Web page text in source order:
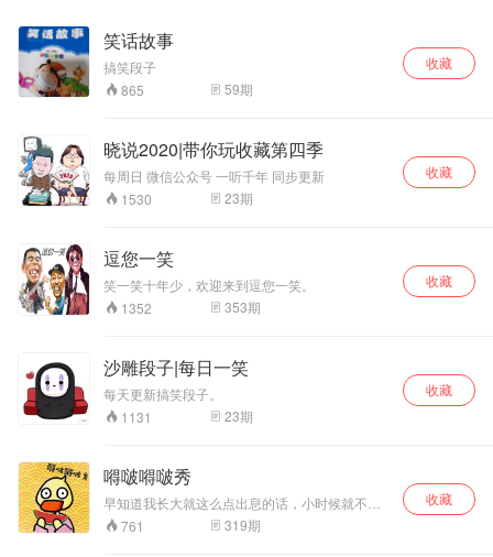
孩子开阔眼界、丰
富知识、陶冶情操
极有好处。 为了传
承经典,充分考虑了
儿童的知识水平和
收录了唐诗中最脍
炙人口的名篇佳
作。 希望本专辑通
过哄睡方式,能够成
为孩子的良师益友,
提升孩子的文学素
养，让孩子在反复
聆听的过程中，和
中国古典诗韵亲密
可在评论区留言、
私信皆可。
文成绩一路飘红。
如有其他方面需求
可在评论区留言、
笑话故事
搞笑段子
865
59期
收藏
晓说2020|带你玩收藏第四季
每周日 微信公众号 一听千年 同步更新
1530
23期
收藏
逗您一笑
笑一笑十年少，欢迎来到逗您一笑。
1352
353期
收藏
沙雕段子|每日一笑
每天更新搞笑段子。
1131
23期
收藏
嘚啵嘚啵秀
早知道我长大就这么点出息的话，小时候就不读
那么多书了。不定期更新主播祝大家新年快乐！
vx：djxinyao 抖音：是歆瑶呀（158945004）
761 319期
收藏